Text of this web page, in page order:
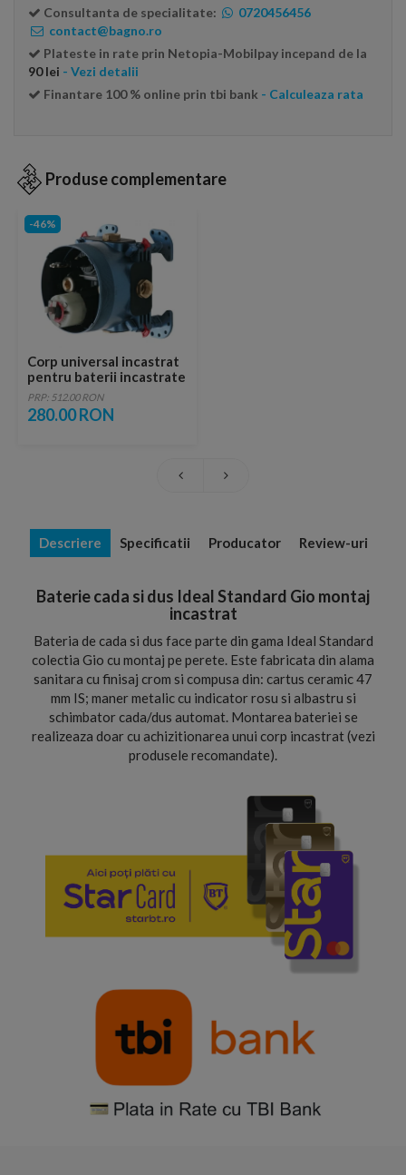
Consultanta de specialitate:
0720456456
contact@bagno.ro
Plateste in rate prin Netopia-Mobilpay incepand de la
90 lei - Vezi detalii
Finantare 100 % online prin tbi bank - Calculeaza rata
Produse complementare
-46%
Corp universal incastrat
pentru baterii incastrate
Ideal Standard Easy-Box
PRP: 512.00 RON
280.00 RON
Descriere Specificatii Producator Review-uri
Baterie cada si dus Ideal Standard Gio montaj
incastrat
Bateria de cada si dus face parte din gama Ideal Standard
colectia Gio cu montaj pe perete. Este fabricata din alama
sanitara cu finisaj crom si compusa din: cartus ceramic 47
mm IS; maner metalic cu indicator rosu si albastru si
schimbator cada/dus automat. Montarea bateriei se
realizeaza doar cu achizitionarea unui corp incastrat (vezi
produsele recomandate).